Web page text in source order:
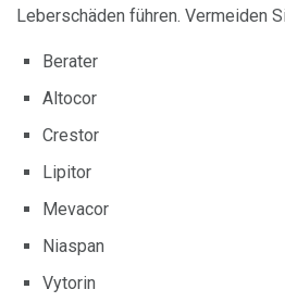
Leberschäden führen. Vermeiden
Berater
Altocor
Crestor
Lipitor
Mevacor
Niaspan
Vytorin